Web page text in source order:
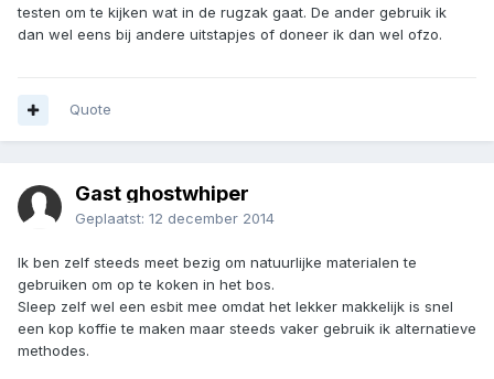
testen om te kijken wat in de rugzak gaat. De ander gebruik ik
dan wel eens bij andere uitstapjes of doneer ik dan wel ofzo.
Quote
Gast ghostwhiper
Geplaatst: 12 december 2014
Ik ben zelf steeds meet bezig om natuurlijke materialen te
gebruiken om op te koken in het bos.
Sleep zelf wel een esbit mee omdat het lekker makkelijk is snel
een kop koffie te maken maar steeds vaker gebruik ik alternatieve
methodes.